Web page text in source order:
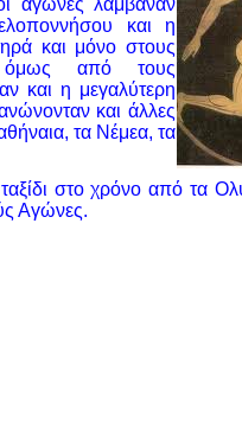
αγώνες λάμβαναν
και η
και μόνο στους
όμως από τους
και η μεγαλύτερη
και άλλες
τα Νέμεα, τα
στο χρόνο από τα
Αγώνες.